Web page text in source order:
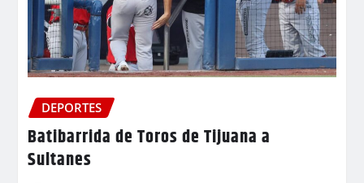
DEPORTES
Batibarrida de Toros de Tijuana a
Sultanes